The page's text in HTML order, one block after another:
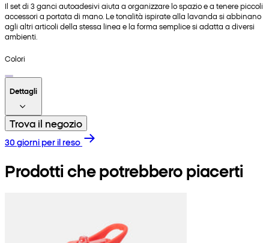
Il set di 3 ganci autoadesivi aiuta a organizzare lo spazio e a tenere piccoli
accessori a portata di mano. Le tonalità ispirate alla lavanda si abbinano
agli altri articoli della stessa linea e la forma semplice si adatta a diversi
ambienti.
Colori
Dettagli
Trova il negozio
30 giorni per il reso
Prodotti che potrebbero piacerti